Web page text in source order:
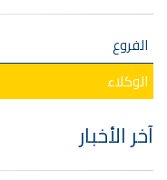
الفروع
الوكلاء
آخر الأخبار